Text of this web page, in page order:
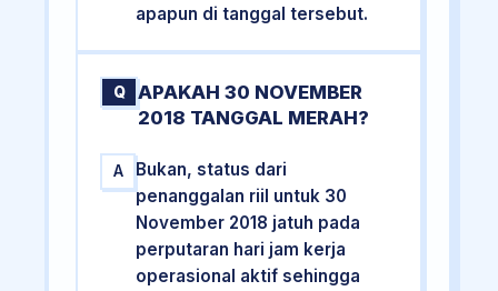
apapun di tanggal tersebut.
Q
APAKAH 30 NOVEMBER
2018 TANGGAL MERAH?
A
Bukan, status dari
penanggalan riil untuk 30
November 2018 jatuh pada
perputaran hari jam kerja
operasional aktif sehingga